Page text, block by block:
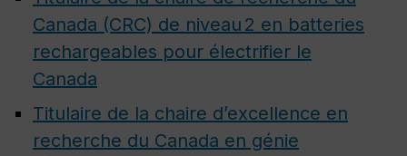
Canada (CRC) de niveau 2 en batteries
rechargeables pour électrifier le
Canada
Titulaire de la chaire d’excellence en
recherche du Canada en génie